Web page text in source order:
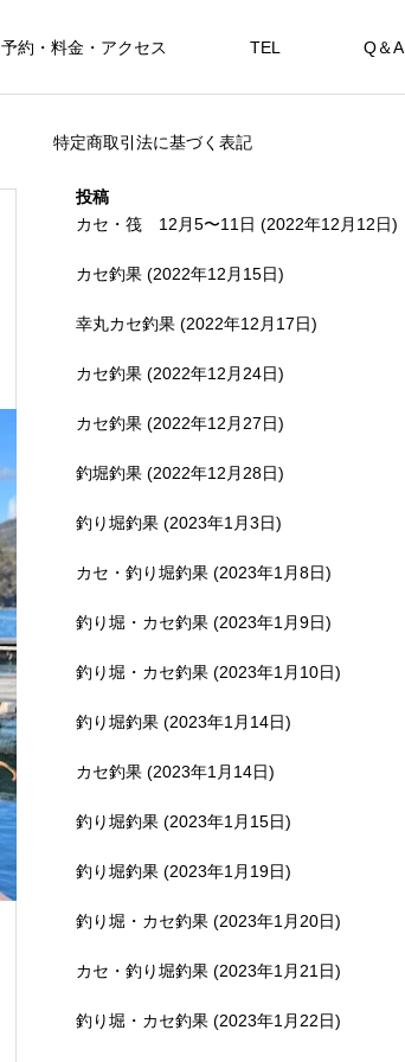
予約・料金・アクセス TEL Q＆A
特定商取引法に基づく表記
SHOP
投稿
カセ・筏 12月5〜11日 (2022年12月12日)
カセ釣果 (2022年12月15日)
幸丸カセ釣果 (2022年12月17日)
カセ釣果 (2022年12月24日)
カセ釣果 (2022年12月27日)
釣堀釣果 (2022年12月28日)
釣り堀釣果 (2023年1月3日)
カセ・釣り堀釣果 (2023年1月8日)
釣り堀・カセ釣果 (2023年1月9日)
釣り堀・カセ釣果 (2023年1月10日)
釣り堀釣果 (2023年1月14日)
カセ釣果 (2023年1月14日)
釣り堀釣果 (2023年1月15日)
釣り堀釣果 (2023年1月19日)
釣り堀・カセ釣果 (2023年1月20日)
カセ・釣り堀釣果 (2023年1月21日)
釣り堀・カセ釣果 (2023年1月22日)